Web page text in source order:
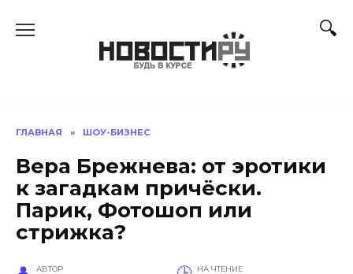
ГЛАВНАЯ » ШОУ-БИЗНЕС
Вера Брежнева: от эротики
к загадкам причёски.
Парик, Фотошоп или
стрижка?
АВТОР НА ЧТЕНИЕ